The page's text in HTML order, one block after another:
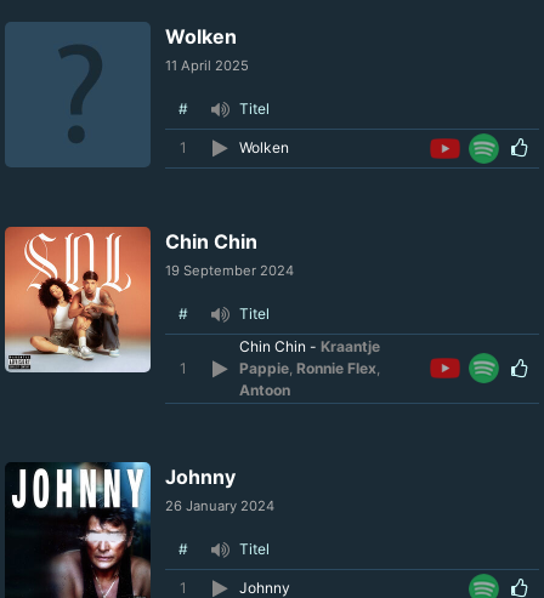
Wolken
11 April 2025
# Titel
1 Wolken
Chin Chin
19 September 2024
# Titel
1
Chin Chin - Kraantje
Pappie, Ronnie Flex,
Antoon
Johnny
26 January 2024
# Titel
1 Johnny